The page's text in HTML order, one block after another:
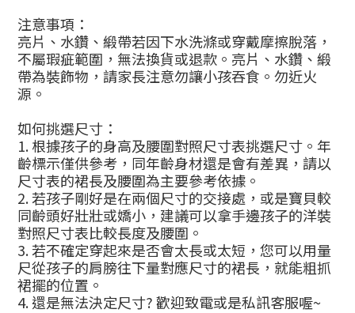
注意事項：
亮片、水鑽、緞帶若因下水洗滌或穿戴摩擦脫落，
不屬瑕疵範圍，無法換貨或退款。亮片、水鑽、緞
帶為裝飾物，請家長注意勿讓小孩吞食。勿近火
源。
如何挑選尺寸：
1.根據孩子的身高及腰圍對照尺寸表挑選尺寸。年
齡標示僅供參考，同年齡身材還是會有差異，請以
尺寸表的裙長及腰圍為主要參考依據。
2.若孩子剛好是在兩個尺寸的交接處，或是寶貝較
同齡頭好壯壯或嬌小，建議可以拿手邊孩子的洋裝
對照尺寸表比較長度及腰圍。
3.若不確定穿起來是否會太長或太短，您可以用量
尺從孩子的肩膀往下量對應尺寸的裙長，就能粗抓
裙擺的位置。
4.還是無法決定尺寸?歡迎致電或是私訊客服喔~